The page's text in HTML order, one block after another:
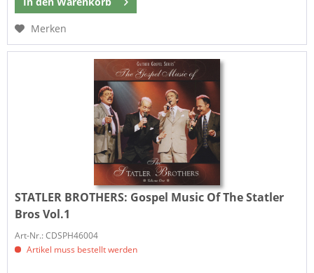
Merken
STATLER BROTHERS: Gospel Music Of The Statler
Bros Vol.1
Art-Nr.: CDSPH46004
Artikel muss bestellt werden